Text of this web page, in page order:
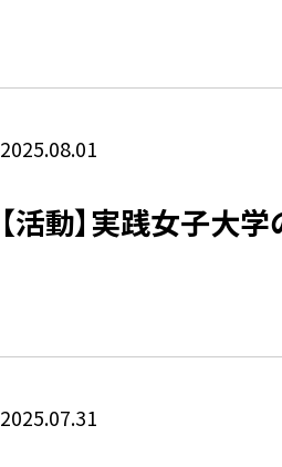
2025.08.01
【活動】実践女子大
2025.07.31